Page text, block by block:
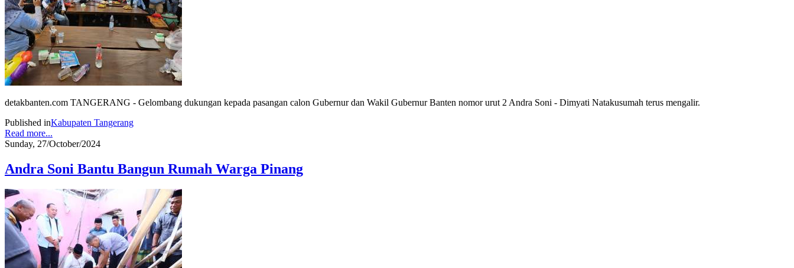
detakbanten.com TANGERANG - Gelombang dukungan kepada pasangan calon Gubernur dan Wakil Gubernur Banten nomor urut 2 Andra Soni - Dimyati Natakusumah terus mengalir.
Published inKabupaten Tangerang
Read more...
Sunday, 27/October/2024
Andra Soni Bantu Bangun Rumah Warga Pinang